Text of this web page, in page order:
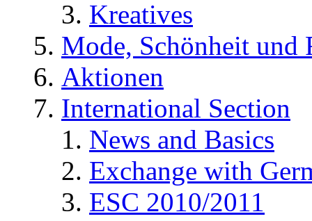
Kreatives
Mode, Schönheit und
Aktionen
International Section
News and Basics
Exchange with
ESC 2010/2011